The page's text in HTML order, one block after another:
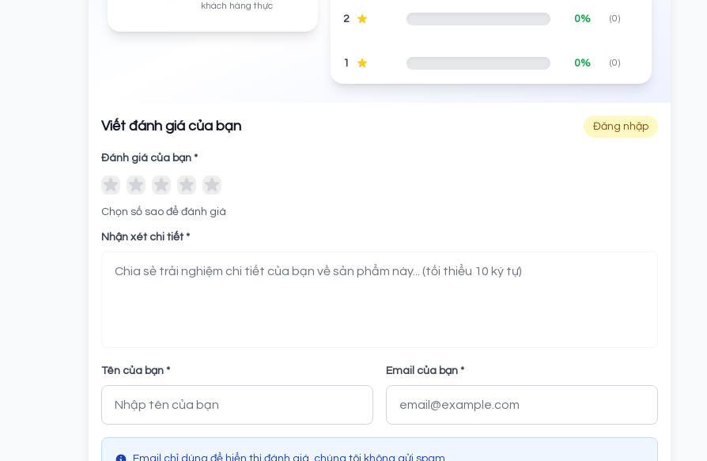
khách hàng thực
2 0% (0)
1 0% (0)
Viết đánh giá của bạn Đăng nhập
Đánh giá của bạn *
Chọn số sao để đánh giá
Nhận xét chi tiết *
Tên của bạn * Email của bạn *
Email chỉ dùng để hiển thị đánh giá, chúng tôi không gửi spam.